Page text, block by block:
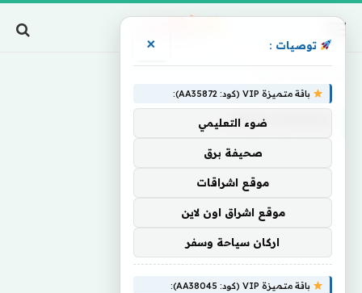
OVERCROWDED
توصيات : ×
باقة متميزة VIP (كود: AA35872):
ضوء التعليمي
صحيفة برق
موقع اشراقات
موقع اشراق اون لاين
اركان سياحة وسفر
باقة متميزة VIP (كود: AA38045):